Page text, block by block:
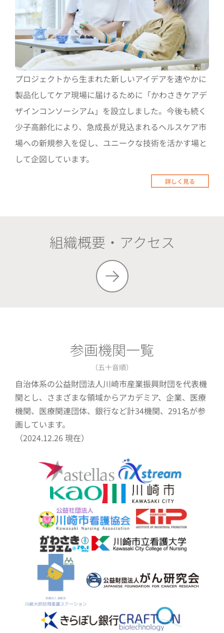
プロジェクトから生まれた新しいアイデアを速やかに
製品化してケア現場に届けるために「かわさきケアデ
ザインコンソーシアム」を設立しました。今後も続く
少子高齢化により、急成長が見込まれるヘルスケア市
場への新規参入を促し、ユニークな技術を活かす場と
して企図しています。
詳しく見る
組織概要‧アクセス
参画機関一覧
（五十音順）
自治体系の公益財団法人川崎市産業振興財団を代表機
関とし、さまざまな領域からアカデミア、企業、医療
機関、医療関連団体、銀行など計34機関、291名が参
画しています。
（2024.12.26 現在）